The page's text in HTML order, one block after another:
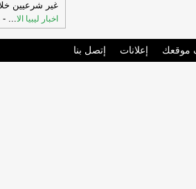
غير شرعيين
اخبار ليبيا الا...
-
موقعك إعلانات إتصل بنا